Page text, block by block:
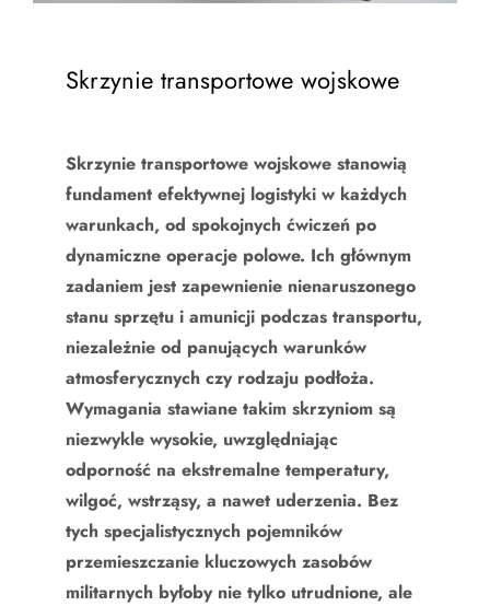
Skrzynie transportowe wojskowe
Skrzynie transportowe wojskowe stanowią
fundament efektywnej logistyki w każdych
warunkach, od spokojnych ćwiczeń po
dynamiczne operacje polowe. Ich głównym
zadaniem jest zapewnienie nienaruszonego
stanu sprzętu i amunicji podczas transportu,
niezależnie od panujących warunków
atmosferycznych czy rodzaju podłoża.
Wymagania stawiane takim skrzyniom są
niezwykle wysokie, uwzględniając
odporność na ekstremalne temperatury,
wilgoć, wstrząsy, a nawet uderzenia. Bez
tych specjalistycznych pojemników
przemieszczanie kluczowych zasobów
militarnych byłoby nie tylko utrudnione, ale